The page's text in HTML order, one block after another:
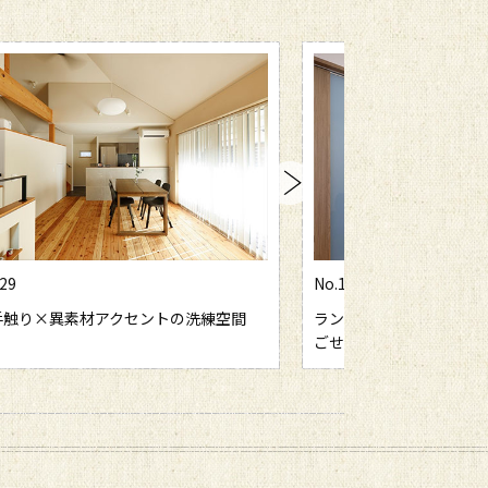
り×異素材アクセントの洗練空間
No.1028
ランドマークを受け継
ごせるわが家に